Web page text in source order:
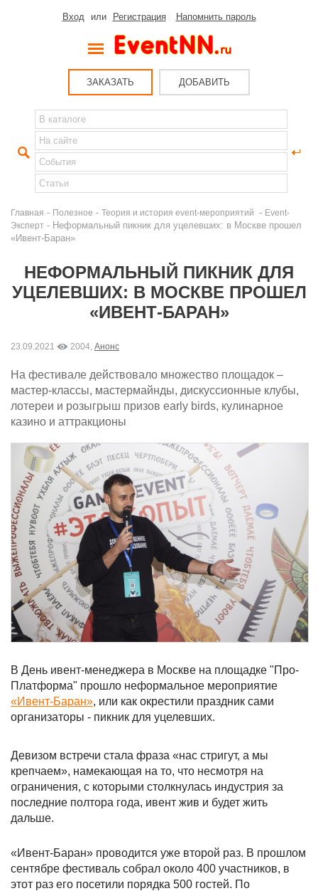
Вход или Регистрация Напомнить пароль
ЗАКАЗАТЬ ДОБАВИТЬ
Главная - Полезное - Теория и история event-мероприятий - Event-
Эксперт - Неформальный пикник для уцелевших: в Москве прошел
«Ивент-Баран»
НЕФОРМАЛЬНЫЙ ПИКНИК ДЛЯ
УЦЕЛЕВШИХ: В МОСКВЕ ПРОШЕЛ
«ИВЕНТ-БАРАН»
23.09.2021 2004, Анонс
На фестивале действовало множество площадок –
мастер-классы, мастермайнды, дискуссионные клубы,
лотереи и розыгрыш призов early birds, кулинарное
казино и аттракционы
В День ивент-менеджера в Москве на площадке "Про-
Платформа" прошло неформальное мероприятие
«Ивент-Баран», или как окрестили праздник сами
организаторы - пикник для уцелевших.
Девизом встречи стала фраза «нас стригут, а мы
крепчаем», намекающая на то, что несмотря на
ограничения, с которыми столкнулась индустрия за
последние полтора года, ивент жив и будет жить
дальше.
«Ивент-Баран» проводится уже второй раз. В прошлом
сентябре фестиваль собрал около 400 участников, в
этот раз его посетили порядка 500 гостей. По